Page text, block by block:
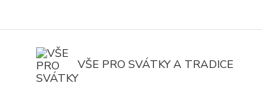
VŠE PRO SVÁTKY A TRADICE